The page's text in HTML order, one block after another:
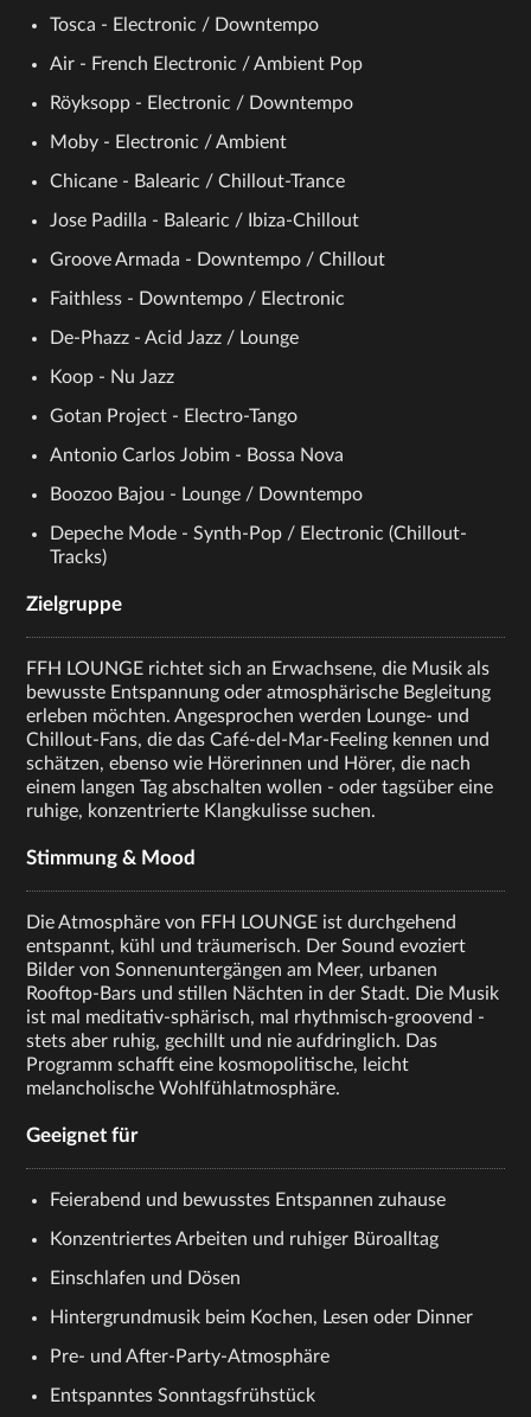
Tosca - Electronic / Downtempo
Air - French Electronic / Ambient Pop
Röyksopp - Electronic / Downtempo
Moby - Electronic / Ambient
Chicane - Balearic / Chillout-Trance
Jose Padilla - Balearic / Ibiza-Chillout
Groove Armada - Downtempo / Chillout
Faithless - Downtempo / Electronic
De-Phazz - Acid Jazz / Lounge
Koop - Nu Jazz
Gotan Project - Electro-Tango
Antonio Carlos Jobim - Bossa Nova
Boozoo Bajou - Lounge / Downtempo
Depeche Mode - Synth-Pop / Electronic (Chillout-
Tracks)
Zielgruppe
FFH LOUNGE richtet sich an Erwachsene, die Musik als
bewusste Entspannung oder atmosphärische Begleitung
erleben möchten. Angesprochen werden Lounge- und
Chillout-Fans, die das Café-del-Mar-Feeling kennen und
schätzen, ebenso wie Hörerinnen und Hörer, die nach
einem langen Tag abschalten wollen - oder tagsüber eine
ruhige, konzentrierte Klangkulisse suchen.
Stimmung & Mood
Die Atmosphäre von FFH LOUNGE ist durchgehend
entspannt, kühl und träumerisch. Der Sound evoziert
Bilder von Sonnenuntergängen am Meer, urbanen
Rooftop-Bars und stillen Nächten in der Stadt. Die Musik
ist mal meditativ-sphärisch, mal rhythmisch-groovend -
stets aber ruhig, gechillt und nie aufdringlich. Das
Programm schafft eine kosmopolitische, leicht
melancholische Wohlfühlatmosphäre.
Geeignet für
Feierabend und bewusstes Entspannen zuhause
Konzentriertes Arbeiten und ruhiger Büroalltag
Einschlafen und Dösen
Hintergrundmusik beim Kochen, Lesen oder Dinner
Pre- und After-Party-Atmosphäre
Entspanntes Sonntagsfrühstück